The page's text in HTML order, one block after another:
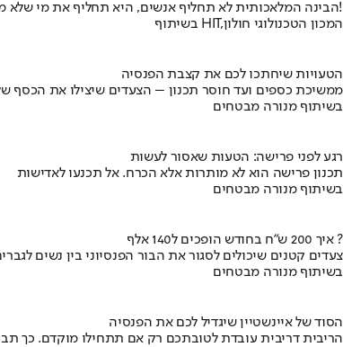
הבינה המלאכותית לא תחליף אנשים, היא תחליף את מי שלא משתמש בה!
בשיתוף HIT,המכון הטכנולוגי חולון
הטעויות שיחתכו לכם את קצבת הפנסיה
ממשיכת כספים ועד חוסר תכנון – הצעדים שיצילו את הכסף
בשיתוף מנורה מבטחים
רגע לפני פרישה: הטעות שאסור לעשות
תכנון פרישה הוא לא מותרות אלא הכרח. אל תכנעו לאדישות
בשיתוף מנורה מבטחים
איך 200 ש"ח בחודש הופכים ל140 אלף ?
צעדים קטנים שיכולים לסגור את הבור הפנסיוני בין נשים
בשיתוף מנורה מבטחים
הסוד של איינשטיין שיגדיל לכם את הפנסיה
הריבית דריבית עובדת לטובתכם רק אם תתחילו מוקדם. כך